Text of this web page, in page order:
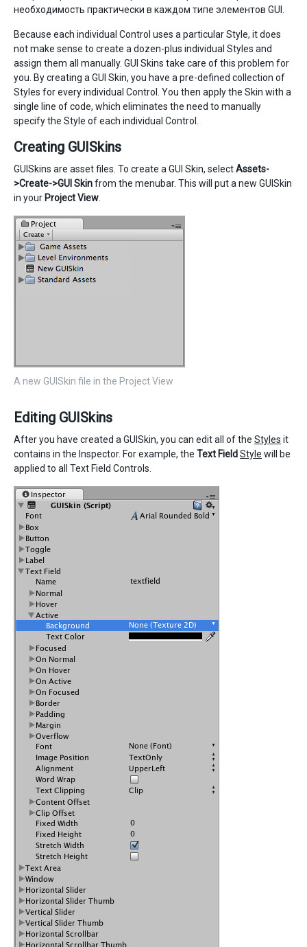
необходимость практически в каждом типе элементов GUI.
Because each individual Control uses a particular Style, it does
not make sense to create a dozen-plus individual Styles and
assign them all manually. GUI Skins take care of this problem for
you. By creating a GUI Skin, you have a pre-defined collection of
Styles for every individual Control. You then apply the Skin with a
single line of code, which eliminates the need to manually
specify the Style of each individual Control.
Creating GUISkins
GUISkins are asset files. To create a GUI Skin, selectAssets-
>Create->GUI Skinfrom the menubar. This will put a new GUISkin
in your Project View
A new GUISkin file in the Project View
Editing GUISkins
After you have created a GUISkin, you can edit all of the Styles it
contains in the Inspector. For example, the Text FieldStyle will be
applied to all Text Field Controls.